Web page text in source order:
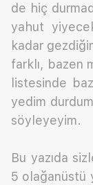
de hiç
yahut
kadar
farklı, bazen
listesinde
yedim
söyleyeyim.
Bu yazıda
5 olağanüstü